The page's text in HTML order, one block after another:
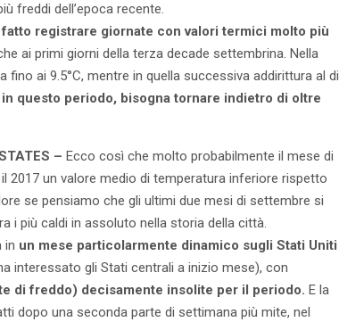
freddi dell’epoca recente.
fatto registrare giornate con valori termici molto più
ai primi giorni della terza decade settembrina. Nella
ai 9.5°C, mentre in quella successiva addirittura al di
questo periodo, bisogna tornare indietro di oltre
– Ecco così che molto probabilmente il mese di
2017 un valore medio di temperatura inferiore rispetto
se pensiamo che gli ultimi due mesi di settembre si
i più caldi in assoluto nella storia della città.
in un mese particolarmente dinamico sugli Stati Uniti
interessato gli Stati centrali a inizio mese), con
di freddo) decisamente insolite per il periodo. E la
dopo una seconda parte di settimana più mite, nel